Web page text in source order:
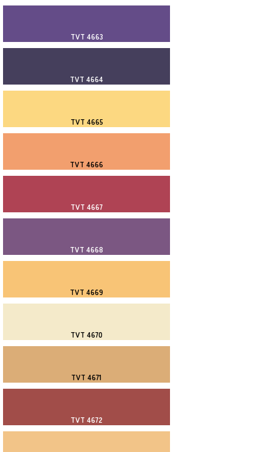
TVT 4663
TVT 4664
TVT 4665
TVT 4666
TVT 4667
TVT 4668
TVT 4669
TVT 4670
TVT 4671
TVT 4672